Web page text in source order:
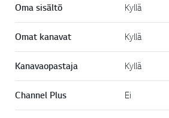
Oma sisältö Kyllä
Omat kanavat Kyllä
Kanavaopastaja Kyllä
Channel Plus Ei